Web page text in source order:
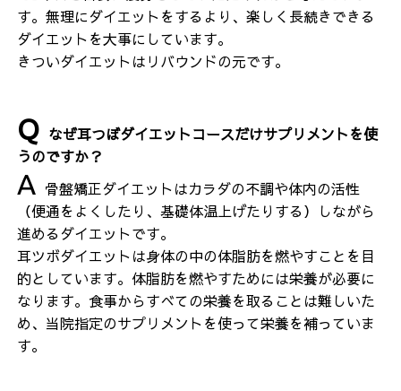
す。無理にダイエットをするより、楽しく長続きできる
ダイエットを大事にしています。
きついダイエットはリバウンドの元です。
なぜ耳つぼダイエットコースだけサプリメントを使
うのですか？
骨盤矯正ダイエットはカラダの不調や体内の活性
（便通をよくしたり、基礎体温上げたりする）しながら
進めるダイエットです。
耳ツボダイエットは身体の中の体脂肪を燃やすことを目
的としています。体脂肪を燃やすためには栄養が必要に
なります。食事からすべての栄養を取ることは難しいた
め、当院指定のサプリメントを使って栄養を補っていま
す。